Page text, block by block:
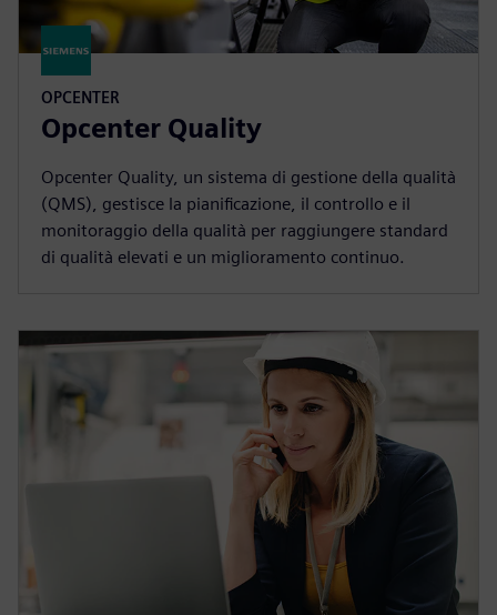
OPCENTER
Opcenter Quality
Opcenter Quality, un sistema di gestione della qualità
(QMS), gestisce la pianificazione, il controllo e il
monitoraggio della qualità per raggiungere standard
di qualità elevati e un miglioramento continuo.